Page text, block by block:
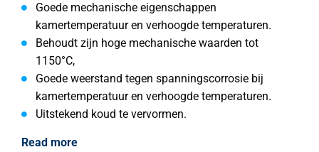
Goede mechanische eigenschappen
kamertemperatuur en verhoogde temperaturen.
Behoudt zijn hoge mechanische waarden tot
1150°C,
Goede weerstand tegen spanningscorrosie bij
kamertemperatuur en verhoogde temperaturen.
Uitstekend koud te vervormen.
Read more